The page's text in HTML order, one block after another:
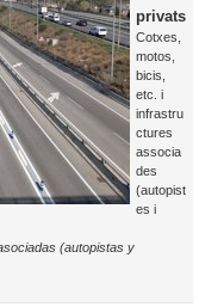
privats
Cotxes,
motos,
bicis,
etc. i
infrastru
ctures
associa
des
(autopist
es i
(autopistas y